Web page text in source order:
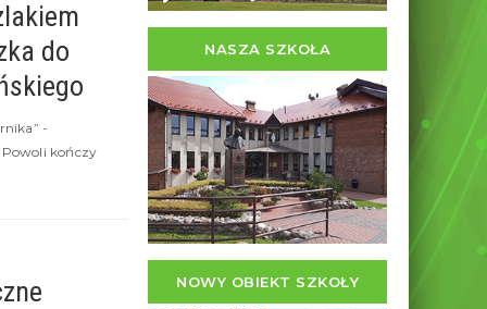
do
-
kończy
NASZA SZKOŁA
NOWY OBIEKT SZKOŁY